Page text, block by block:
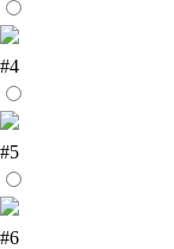
#4
#5
#6